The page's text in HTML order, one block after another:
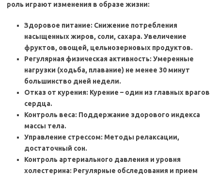
роль играют изменения в образе жизни:
Здоровое питание: Снижение потребления
насыщенных жиров, соли, сахара. Увеличение
фруктов, овощей, цельнозерновых продуктов.
Регулярная физическая активность: Умеренные
нагрузки (ходьба, плавание) не менее 30 минут
большинство дней недели.
Отказ от курения: Курение – один из главных врагов
сердца.
Контроль веса: Поддержание здорового индекса
массы тела.
Управление стрессом: Методы релаксации,
достаточный сон.
Контроль артериального давления и уровня
холестерина: Регулярные обследования и прием